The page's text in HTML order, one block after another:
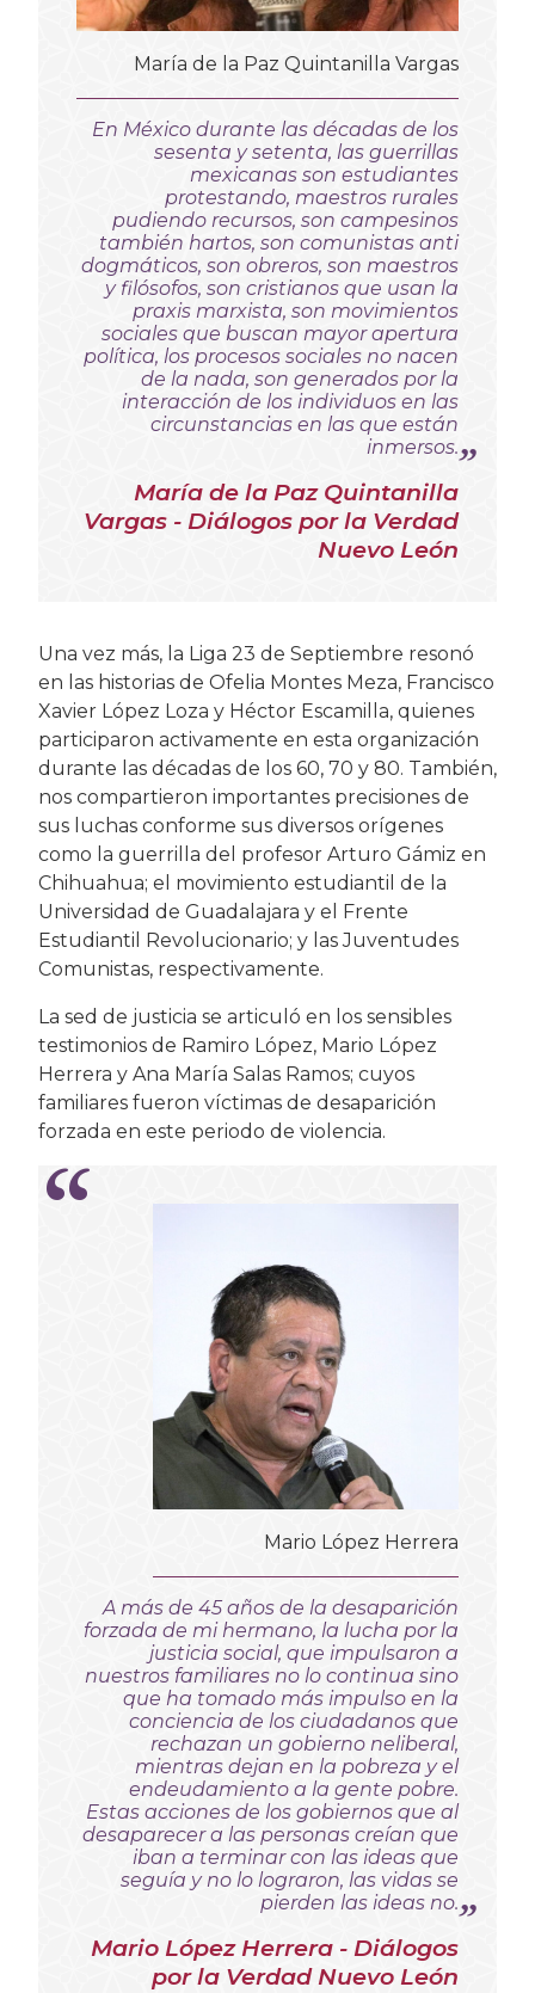
María de la Paz Quintanilla Vargas
En México durante las décadas de los
sesenta y setenta, las guerrillas
mexicanas son estudiantes
protestando, maestros rurales
pudiendo recursos, son campesinos
también hartos, son comunistas anti
dogmáticos, son obreros, son maestros
y filósofos, son cristianos que usan la
praxis marxista, son movimientos
sociales que buscan mayor apertura
política, los procesos sociales no nacen
de la nada, son generados por la
interacción de los individuos en las
circunstancias en las que están
inmersos.
María de la Paz Quintanilla
Vargas - Diálogos por la Verdad
Nuevo León
Una vez más, la Liga 23 de Septiembre resonó
en las historias de Ofelia Montes Meza, Francisco
Xavier López Loza y Héctor Escamilla, quienes
participaron activamente en esta organización
durante las décadas de los 60, 70 y 80. También,
nos compartieron importantes precisiones de
sus luchas conforme sus diversos orígenes
como la guerrilla del profesor Arturo Gámiz en
Chihuahua; el movimiento estudiantil de la
Universidad de Guadalajara y el Frente
Estudiantil Revolucionario; y las Juventudes
Comunistas, respectivamente.
La sed de justicia se articuló en los sensibles
testimonios de Ramiro López, Mario López
Herrera y Ana María Salas Ramos; cuyos
familiares fueron víctimas de desaparición
forzada en este periodo de violencia.
Mario López Herrera
A más de 45 años de la desaparición
forzada de mi hermano, la lucha por la
justicia social, que impulsaron a
nuestros familiares no lo continua sino
que ha tomado más impulso en la
conciencia de los ciudadanos que
rechazan un gobierno neliberal,
mientras dejan en la pobreza y el
endeudamiento a la gente pobre.
Estas acciones de los gobiernos que al
desaparecer a las personas creían que
iban a terminar con las ideas que
seguía y no lo lograron, las vidas se
pierden las ideas no.
Mario López Herrera - Diálogos
por la Verdad Nuevo León